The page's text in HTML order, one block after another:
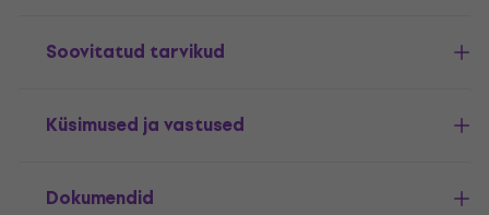
Soovitatud tarvikud
Küsimused ja vastused
Dokumendid